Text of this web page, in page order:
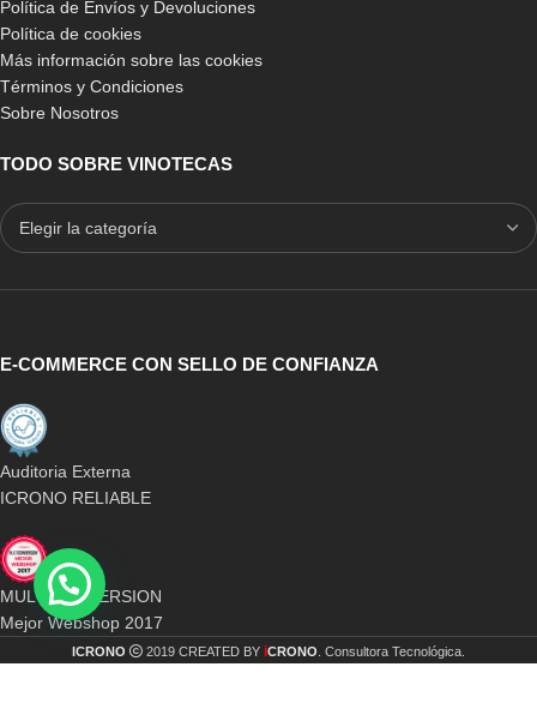
Política de Envíos y Devoluciones
Política de cookies
Más información sobre las cookies
Términos y Condiciones
Sobre Nosotros
TODO SOBRE VINOTECAS
E-COMMERCE CON SELLO DE CONFIANZA
Auditoria Externa
ICRONO RELIABLE
MULTICONVERSION
Mejor Webshop 2017
ICRONO 2019 CREATED BY iCRONO . Consultora Tecnológica.